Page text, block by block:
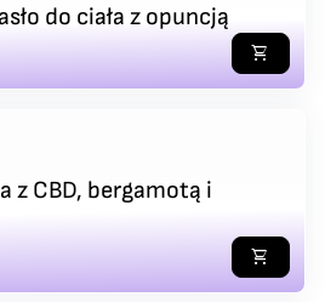
do ciała z opuncją
shopping_cart
z CBD, bergamotą i
shopping_cart